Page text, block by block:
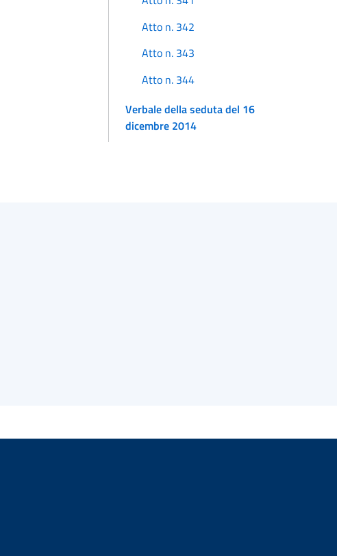
Atto n. 342
Atto n. 343
Atto n. 344
Verbale della seduta del 16
dicembre 2014